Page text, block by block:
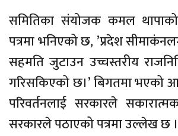
समितिका संयोजक कमल थापाको
पत्रमा भनिएको छ, ’प्रदेश
सहमति जुटाउन उच्चस्तरीय
गरिसकिएको छ।’ बिगतमा भएको
परिवर्तनलाई सरकारले
सरकारले पठाएको पत्रमा उल्लेख छ ।